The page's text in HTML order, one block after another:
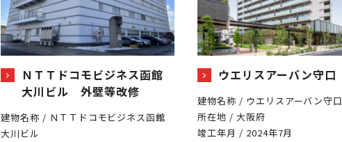
ＮＴＴドコモビジネス函館
大川ビル 外壁等改修
建物名称 / ＮＴＴドコモビジネス函館
大川ビル
ウエリスアーバン守口
建物名称 / ウエリスアーバン守
所在地 / 大阪府
竣工年月 / 2024年7月